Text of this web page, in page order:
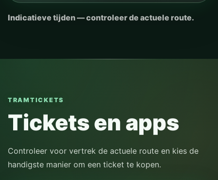
Indicatieve tijden — controleer de actuele route.
TRAMTICKETS
Tickets en apps
Controleer voor vertrek de actuele route en kies de
handigste manier om een ticket te kopen.